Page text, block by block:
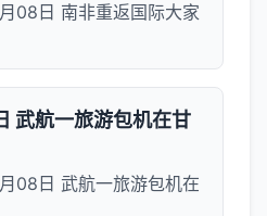
08日 南非重返国际大家
武航一旅游包机在甘
08日 武航一旅游包机在